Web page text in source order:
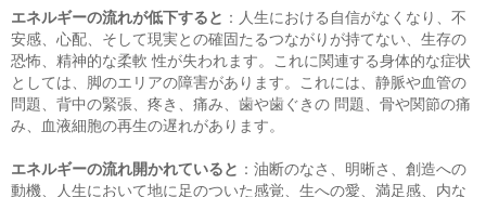
エネルギーの流れが低下すると ：人生における自信がなくなり、不
安感、心配、そして現実との確固たるつながりが持てない、生存の
恐怖、精神的な柔軟 性が失われます。これに関連する身体的な症状
としては、脚のエリアの障害があります。これには、静脈や血管の
問題、背中の緊張、疼き、痛み、歯や歯ぐきの 問題、骨や関節の痛
み、血液細胞の再生の遅れがあります。
エネルギーの流れ開かれていると ：油断のなさ、明晰さ、創造への
動機、人生において地に足のついた感覚、生への愛、満足感、内な